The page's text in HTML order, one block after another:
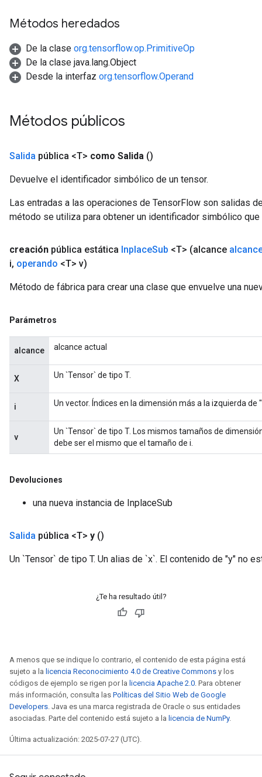
Métodos heredados
De la clase org.tensorflow.op.PrimitiveOp
De la clase java.lang.Object
Desde la interfaz org.tensorflow.Operand
Métodos públicos
Salida pública <T> como Salida ()
Devuelve el identificador simbólico de un tensor.
Las entradas a las operaciones de TensorFlow son salidas
método se utiliza para obtener un identificador simbólico
creación pública estática InplaceSub <T> (alcance
i, operando <T> v)
Método de fábrica para crear una clase que envuelve una
Parámetros
alcance alcance actual
X Un `Tensor` de tipo T.
i Un vector. Índices en la dimensión más a la izquierda de
v
Un `Tensor` de tipo T. Los mismos tamaños de
debe ser el mismo que el tamaño de i.
Devoluciones
una nueva instancia de InplaceSub
Salida pública <T> y ()
Un `Tensor` de tipo T. Un alias de `x`. El contenido de "y" no
¿Te ha resultado útil?
A menos que se indique lo contrario, el contenido de esta página está
sujeto a la licencia Reconocimiento 4.0 de Creative Commons y los
códigos de ejemplo se rigen por la licencia Apache 2.0. Para obtener
más información, consulta las Políticas del Sitio Web de Google
Developers. Java es una marca registrada de Oracle o sus entidades
asociadas. Parte del contenido está sujeto a la licencia de NumPy.
Última actualización: 2025-07-27 (UTC).